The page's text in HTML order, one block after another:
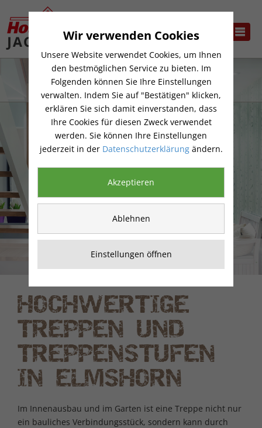
TREPPENSTUFEN
HOCHWERTIGE
TREPPEN UND
TREPPENSTUFEN
IN ELMSHORN
Im Innenausbau und im Garten ist eine Treppe nicht nur
ein bauliches Verbindungsstück, sondern kann durch
Wir verwenden Cookies
Unsere Website verwendet Cookies, um Ihnen
den bestmöglichen Service zu bieten. Im
Folgenden können Sie Ihre Einstellungen
verwalten. Indem Sie auf "Bestätigen" klicken,
erklären Sie sich damit einverstanden, dass
Ihre Cookies für diesen Zweck verwendet
werden. Sie können Ihre Einstellungen
jederzeit in der Datenschutzerklärungändern.
Akzeptieren
Ablehnen
Einstellungen öffnen